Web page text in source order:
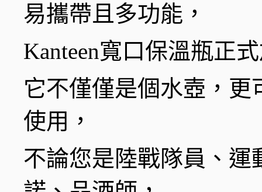
易攜帶且多功能，
Kanteen寬口保溫瓶正
它不僅僅是個水壺，
使用，
不論您是陸戰隊員、